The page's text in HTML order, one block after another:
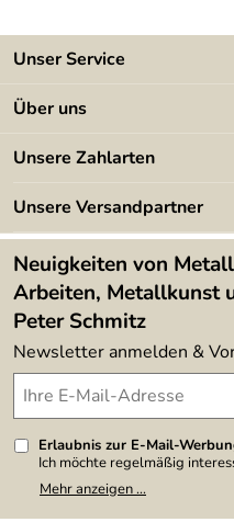
Unser Service
Kontakt
Kundeninformationen
Newsletter
Lieferbedingungen
Über uns
Angebote
Kundenbewertungen (394)
4,9/5
Unsere Zahlarten
Unsere Versandpartner
Neuigkeiten von
Arbeiten, Metallkunst
Peter Schmitz
Newsletter anmelden &
Erlaubnis zur E-Mail-
Ich möchte regelmäßig
Meine E-Mail-Adresse wird
weitergegeben. Zu
Mehr anzeigen ...